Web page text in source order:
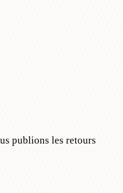
publions les retours